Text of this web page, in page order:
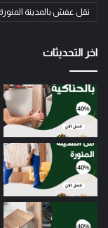
نقل عفش بالمدينة المنورة
اخر التحديثات